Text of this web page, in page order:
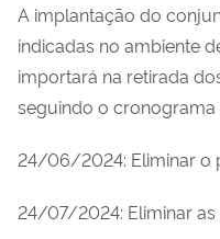
A implantação do
indicadas no ambiente
importará na retirada
seguindo o cronograma
24/06/2024: Eliminar o
24/07/2024: Eliminar as